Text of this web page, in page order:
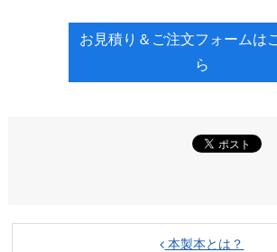
お見積り＆ご注文フォームは
ら
本製本とは？